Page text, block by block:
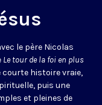
le père Nicolas
Le tour de la foi en plus
courte histoire vraie,
puis une
et pleines de